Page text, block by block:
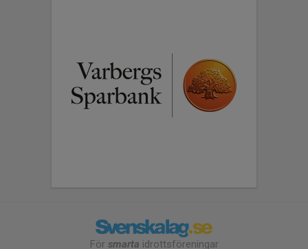
För smarta idrottsföreningar